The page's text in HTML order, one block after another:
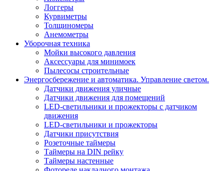
Логгеры
Курвиметры
Толщиномеры
Анемометры
Уборочная техника
Мойки высокого давления
Аксессуары для минимоек
Пылесосы строительные
Энергосбережение и автоматика. Управление светом.
Датчики движения уличные
Датчики движения для помещений
LED-светильники и прожекторы с датчиком
движения
LED-светильники и прожекторы
Датчики присутствия
Розеточные таймеры
Таймеры на DIN рейку
Таймеры настенные